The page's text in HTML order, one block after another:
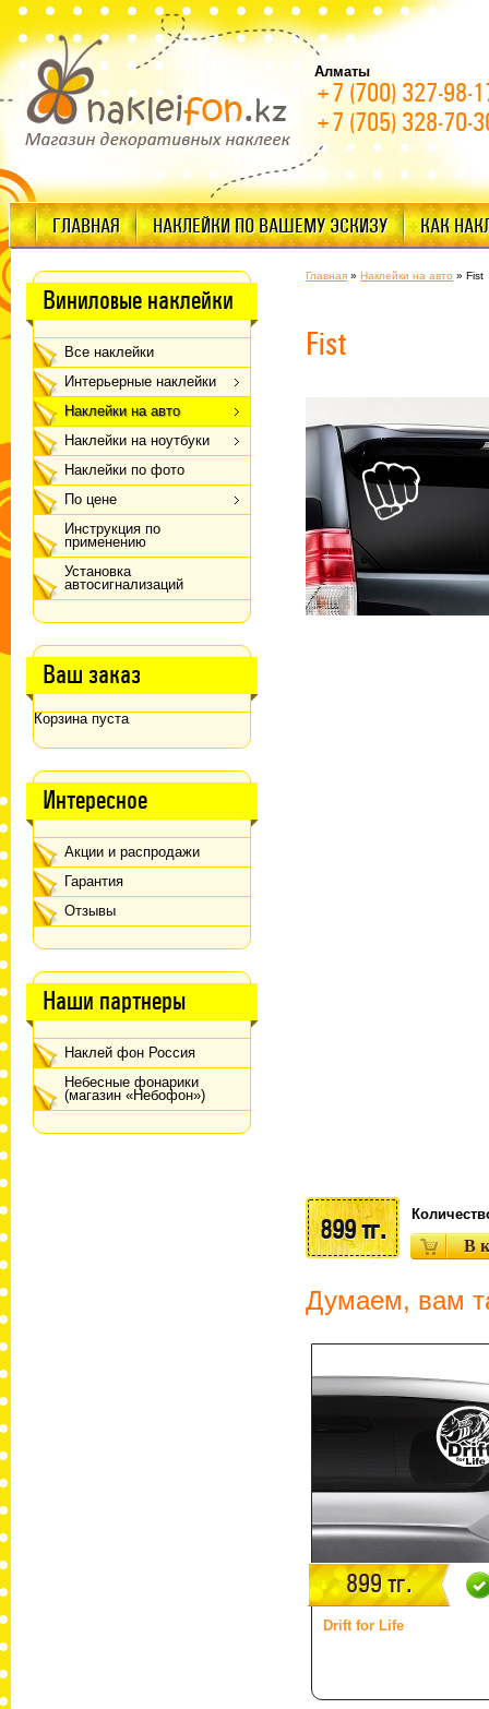
Алматы
+7 (700) 327-98-
+7 (705) 328-70-
ГЛАВНАЯ НАКЛЕЙКИ ПО ВАШЕМУ ЭСКИЗУ КАК
Виниловые наклейки
Все наклейки
Интерьерные наклейки
Наклейки на авто
Наклейки на ноутбуки
Наклейки по фото
По цене
Инструкция по
применению
Установка
автосигнализаций
Ваш заказ
Корзина пуста
Интересное
Акции и распродажи
Гарантия
Отзывы
Наши партнеры
Наклей фон Россия
Небесные фонарики
(магазин «Небофон»)
Главная » Наклейки на авто » Fist
Fist
899 тг.
Думаем, вам
899 тг.
Drift for Life